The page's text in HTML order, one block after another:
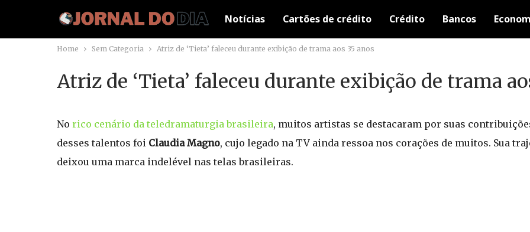
Notícias Cartões de crédito Crédito Bancos
Home Sem Categoria Atriz de ‘Tieta’ faleceu durante exibição de trama aos 35 anos
Atriz de ‘Tieta’ faleceu durante exibição de trama
No rico cenário da teledramaturgia brasileira, muitos artistas se destacaram por suas
desses talentos foi Claudia Magno, cujo legado na TV ainda ressoa nos corações de muitos. Sua
deixou uma marca indelével nas telas brasileiras.